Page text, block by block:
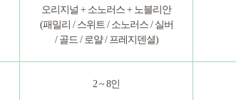
오리지널 + 소노러스 + 노블리안
(패밀리 / 스위트 / 소노러스 / 실버
/ 골드 / 로얄 / 프레지덴셜)
2 ~ 8인